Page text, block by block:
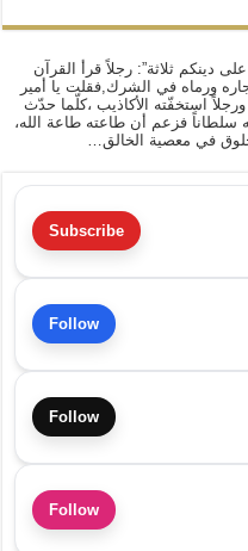
دينكم ثلاثة”: رجلاً قرأ القرآن
ورماه في الشرك,فقلت يا أمير
استخفّته الأكاذيب ،كلّما حدّث
سلطاناً فزعم أن طاعته طاعة الله،
في معصية الخالق…
Subscribe
Follow
Follow
Follow